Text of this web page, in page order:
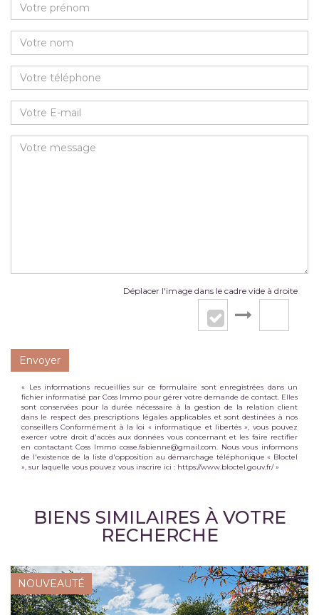
Déplacer l'image dans le cadre vide à droite
Envoyer
« Les informations recueillies sur ce formulaire sont enregistrées dans un
fichier informatisé par Coss Immo pour gérer votre demande de contact. Elles
sont conservées pour la durée nécessaire à la gestion de la relation client
dans le respect des prescriptions légales applicables et sont destinées à nos
conseillers Conformément à la loi « informatique et libertés », vous pouvez
exercer votre droit d'accès aux données vous concernant et les faire rectifier
en contactant Coss Immo cosse.fabienne@gmail.com. Nous vous informons
de l'existence de la liste d'opposition au démarchage téléphonique « Bloctel
», sur laquelle vous pouvez vous inscrire ici : https://www.bloctel.gouv.fr/»
BIENS SIMILAIRES À VOTRE
RECHERCHE
NOUVEAUTÉ